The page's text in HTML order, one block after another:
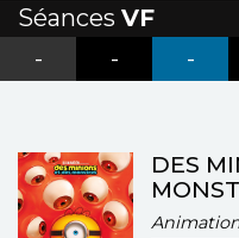
Séances VF
-
- -
DES